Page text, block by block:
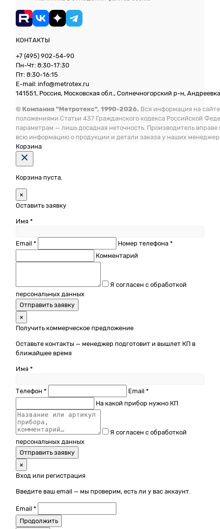
КОНТАКТЫ
+7 (495) 902-54-90
Пн-Чт: 8:30-17:30
Пт: 8:30-16:15
E-mail: info@metrotex.ru
141551, Россия, Московская обл., Солнечногорский р-н,
© Компания "Метротекс", 1990-2026. Вся информация на
положениями Статьи 437 Гражданского кодекса Российской
параметрам — лишь досадная неточность. Производитель
всю информацию о продукции и детали заказа у наших
Корзина
Корзина пуста.
×
Оставить заявку
Имя *
Email *
Номер телефона *
Комментарий
Я согласен с обработкой
персональных данных
Отправить заявку
×
Получить коммерческое предложение
Оставьте контакты — менеджер подготовит и вышлет КП в
ближайшее время
Имя *
Телефон *
Email *
На какой прибор нужно КП
Я согласен с обработкой
персональных данных
Отправить заявку
×
Вход или регистрация
Введите ваш email — мы проверим, есть ли у вас аккаунт.
Email *
Продолжить